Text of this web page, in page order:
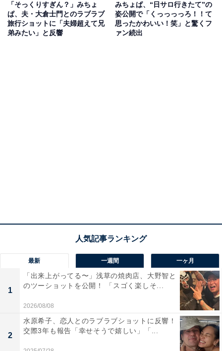
「そっくりすぎん？」みちょ
ぱ、夫・大倉士門とのラブラブ
旅行ショットに「夫婦超えて兄
弟みたい」と反響
みちょぱ、“日サロ行きたて”の
姿公開で「くっっっっろ！！て
思ったかわいい！笑」と驚くフ
ァン続出
最新 一週間 一ヶ月
1
「出来上がってる〜」浅草の焼肉店、大野智と
のツーショットを公開！ 「スゴく楽しそ...
2026/08/08
2
水原希子、恋人とのラブラブショットに反響！
交際3年も報告「幸せそうで嬉しい」「...